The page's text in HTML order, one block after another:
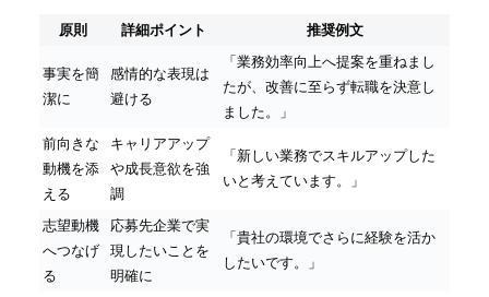
原則 詳細ポイント 推奨例文
事実を簡
潔に
感情的な表現は
避ける
「業務効率向上へ提案を重ねまし
たが、改善に至らず転職を決意し
ました。」
前向きな
動機を添
える
キャリアアップ
や成長意欲を強
調
「新しい業務でスキルアップした
いと考えています。」
志望動機
へつなげ
る
応募先企業で実
現したいことを
明確に
「貴社の環境でさらに経験を活か
したいです。」